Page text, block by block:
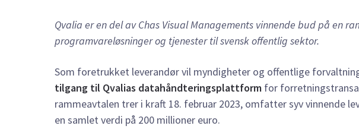
Qvalia er en del av Chas Visual Managements vinnende bud på en
programvareløsninger og tjenester til svensk offentlig sektor.
Som foretrukket leverandør vil myndigheter og offentlige
tilgang til Qvalias datahåndteringsplattform for
rammeavtalen trer i kraft 18. februar 2023, omfatter syv vinnende
en samlet verdi på 200 millioner euro.